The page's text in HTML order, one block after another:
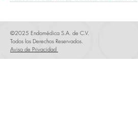
©2025 Endomédica S.A. de C.V.
Todos los Derechos Reservados.
Aviso de Privacidad